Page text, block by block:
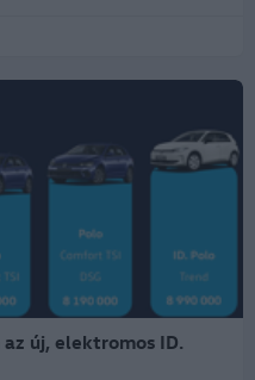
új, elektromos ID.